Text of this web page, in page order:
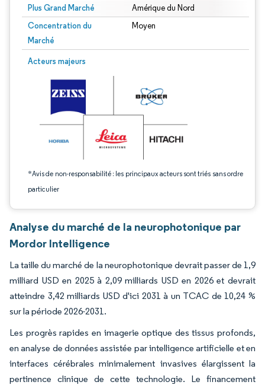
Plus Grand Marché Amérique du Nord
Concentration du
Marché
Moyen
Acteurs majeurs
*Avis de non-responsabilité : les principaux acteurs sont triés sans ordre
particulier
Image © Mordor Intelligence. La réutilisation nécessite une attribution sous CC
Analyse du marché de la neurophotonique par
Mordor Intelligence
La taille du marché de la neurophotonique devrait passer de 1,9
milliard USD en 2025 à 2,09 milliards USD en 2026 et devrait
atteindre 3,42 milliards USD d'ici 2031 à un TCAC de 10,24 %
sur la période 2026-2031.
Les progrès rapides en imagerie optique des tissus profonds,
en analyse de données assistée par intelligence artificielle et en
interfaces cérébrales minimalement invasives élargissent la
pertinence clinique de cette technologie. Le financement